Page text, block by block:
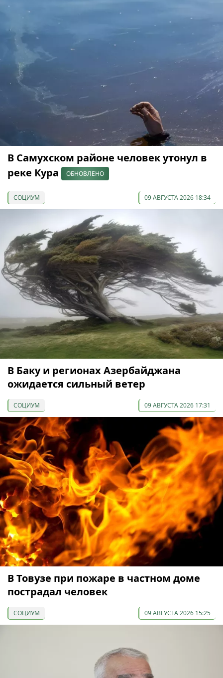
В Самухском районе человек утонул в
реке Кура
ОБНОВЛЕНО
СОЦИУМ 09 АВГУСТА 2026 18:34
В Баку и регионах Азербайджана
ожидается сильный ветер
СОЦИУМ 09 АВГУСТА 2026 17:31
В Товузе при пожаре в частном доме
пострадал человек
СОЦИУМ 09 АВГУСТА 2026 15:25